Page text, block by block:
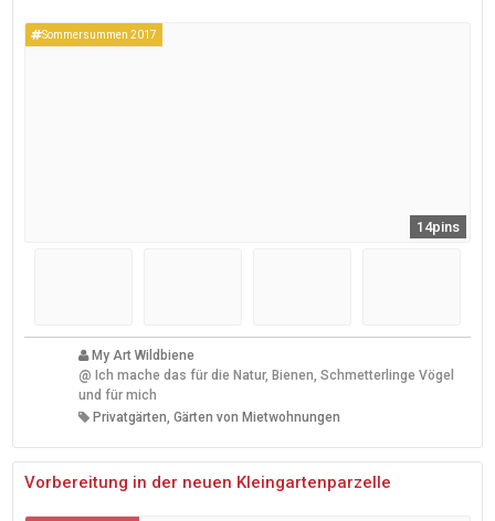
Sommersummen 2017
14pins
My Art Wildbiene
@ Ich mache das für die Natur, Bienen, Schmetterlinge Vögel
und für mich
Privatgärten, Gärten von Mietwohnungen
Vorbereitung in der neuen Kleingartenparzelle